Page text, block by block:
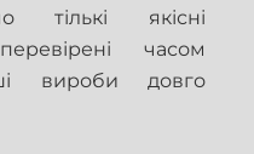
тількі якісні
часом
вироби довго